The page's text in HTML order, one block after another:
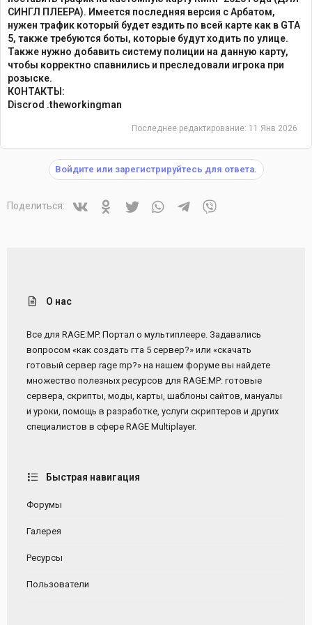
СИНГЛ ПЛЕЕРА). Имеется последняя версия с Арбатом,
нужен трафик который будет ездить по всей карте как в GTA
5, также требуются боты, которые будут ходить по улице.
Также нужно добавить систему полиции на данную карту,
чтобы корректно спавнились и преследовали игрока при
розыске.
КОНТАКТЫ:
Discrod .theworkingman
Последнее редактирование: 11 Янв 2026
Войдите или зарегистрируйтесь для ответа.
Поделиться: VkontakteOdnoklassniki
Twitter WhatsAppTelegram
О нас
Все для RAGE:MP. Портал о мультиплеере. Задавались
вопросом «как создать гта 5 сервер?» или «скачать
готовый сервер rage mp?» на нашем форуме вы найдете
множество полезных ресурсов для RAGE:MP: готовые
сервера, скрипты, моды, карты, шаблоны сайтов, мануалы
и уроки, помощь в разработке, услуги скриптеров и других
специалистов в сфере RAGE Multiplayer.
Быстрая навигация
Форумы
Галерея
Ресурсы
Пользователи